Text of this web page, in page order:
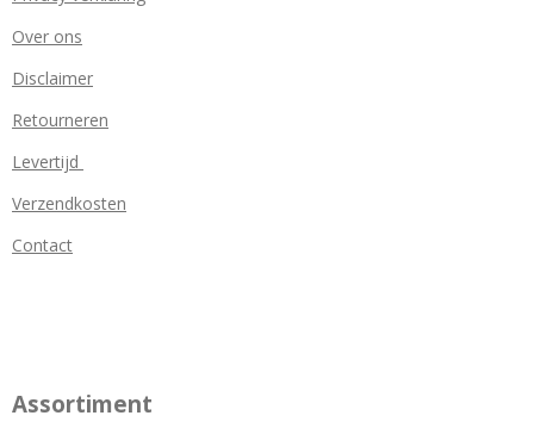
Over ons
Disclaimer
Retourneren
Levertijd
Verzendkosten
Contact
Assortiment